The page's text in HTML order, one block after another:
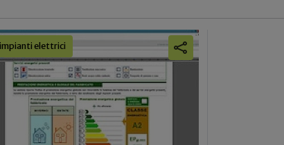
elettrici